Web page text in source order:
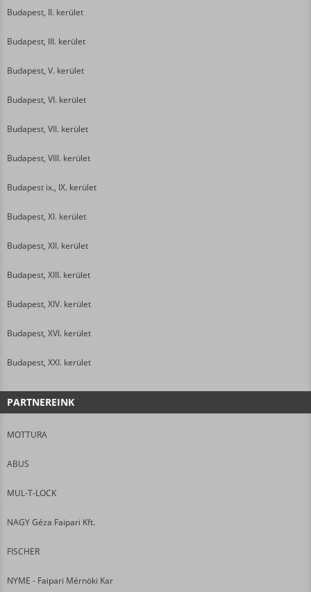
Budapest, II. kerület
Budapest, III. kerület
Budapest, V. kerület
Budapest, VI. kerület
Budapest, VII. kerület
Budapest, VIII. kerület
Budapest ix., IX. kerület
Budapest, XI. kerület
Budapest, XII. kerület
Budapest, XIII. kerület
Budapest, XIV. kerület
Budapest, XVI. kerület
Budapest, XXI. kerület
PARTNEREINK
MOTTURA
ABUS
MUL-T-LOCK
NAGY Géza Faipari Kft.
FISCHER
NYME - Faipari Mérnöki Kar